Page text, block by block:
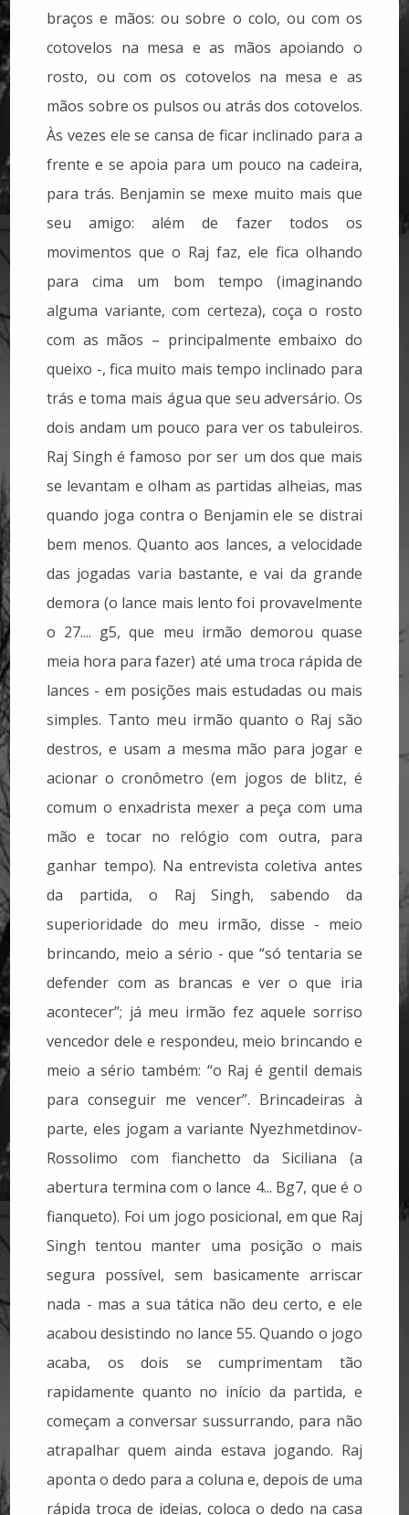
braços e mãos: ou sobre o colo, ou com os
cotovelos na mesa e as mãos apoiando o
rosto, ou com os cotovelos na mesa e as
mãos sobre os pulsos ou atrás dos cotovelos.
Às vezes ele se cansa de ficar inclinado para a
frente e se apoia para um pouco na cadeira,
para trás. Benjamin se mexe muito mais que
seu amigo: além de fazer todos os
movimentos que o Raj faz, ele fica olhando
para cima um bom tempo (imaginando
alguma variante, com certeza), coça o rosto
com as mãos – principalmente embaixo do
queixo -, fica muito mais tempo inclinado para
trás e toma mais água que seu adversário. Os
dois andam um pouco para ver os tabuleiros.
Raj Singh é famoso por ser um dos que mais
se levantam e olham as partidas alheias, mas
quando joga contra o Benjamin ele se distrai
bem menos. Quanto aos lances, a velocidade
das jogadas varia bastante, e vai da grande
demora (o lance mais lento foi provavelmente
o 27.... g5, que meu irmão demorou quase
meia hora para fazer) até uma troca rápida de
lances - em posições mais estudadas ou mais
simples. Tanto meu irmão quanto o Raj são
destros, e usam a mesma mão para jogar e
acionar o cronômetro (em jogos de blitz, é
comum o enxadrista mexer a peça com uma
mão e tocar no relógio com outra, para
ganhar tempo). Na entrevista coletiva antes
da partida, o Raj Singh, sabendo da
superioridade do meu irmão, disse - meio
brincando, meio a sério - que “só tentaria se
defender com as brancas e ver o que iria
acontecer”; já meu irmão fez aquele sorriso
vencedor dele e respondeu, meio brincando e
meio a sério também: “o Raj é gentil demais
para conseguir me vencer”. Brincadeiras à
parte, eles jogam a variante Nyezhmetdinov-
Rossolimo com fianchetto da Siciliana (a
abertura termina com o lance 4... Bg7, que é o
fianqueto). Foi um jogo posicional, em que Raj
Singh tentou manter uma posição o mais
segura possível, sem basicamente arriscar
nada - mas a sua tática não deu certo, e ele
acabou desistindo no lance 55. Quando o jogo
acaba, os dois se cumprimentam tão
rapidamente quanto no início da partida, e
começam a conversar sussurrando, para não
atrapalhar quem ainda estava jogando. Raj
aponta o dedo para a coluna e, depois de uma
rápida troca de ideias, coloca o dedo na casa